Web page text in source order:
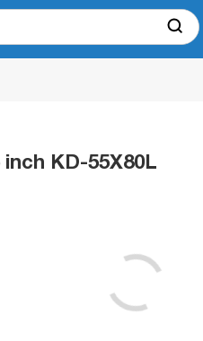
KD-55X80L